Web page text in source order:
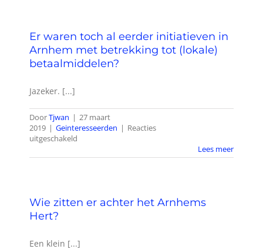
met
United
Economy
of
Er waren toch al eerder initiatieven in
Arnhem met betrekking tot (lokale)
betaalmiddelen?
Jazeker. [...]
DoorTjwan | 27 maart
2019 | Geinteresseerden | Reacties
uitgeschakeld
waren
initiatieven
betrekking
Lees meer
Wie zitten er achter het Arnhems
Hert?
Een klein [...]